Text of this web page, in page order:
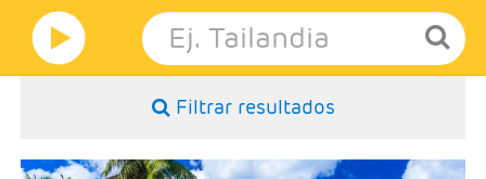
Filtrar resultados